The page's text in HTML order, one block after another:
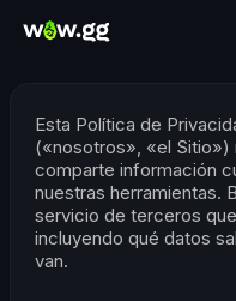
Política de
Esta Política de
(«nosotros», «el Sitio»)
comparte información
nuestras herramientas.
servicio de terceros
incluyendo qué datos
van.